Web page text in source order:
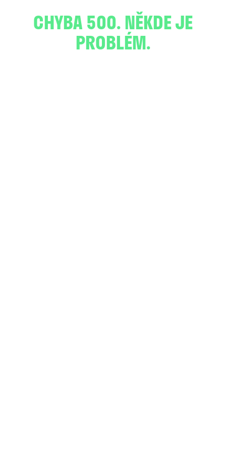
CHYBA 500. NĚKDE JE
PROBLÉM.